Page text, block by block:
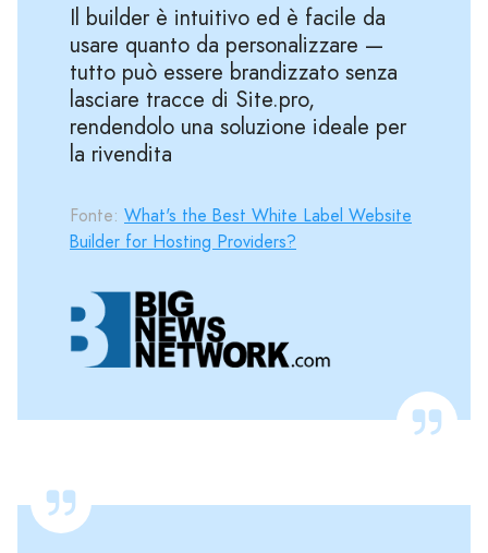
Il builder è intuitivo ed è facile da
usare quanto da personalizzare —
tutto può essere brandizzato senza
lasciare tracce di Site.pro,
rendendolo una soluzione ideale per
la rivendita
Fonte: What's the Best White Label Website
Builder for Hosting Providers?